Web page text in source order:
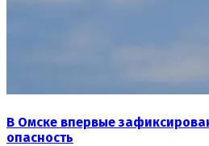
В Омске впервые
опасность